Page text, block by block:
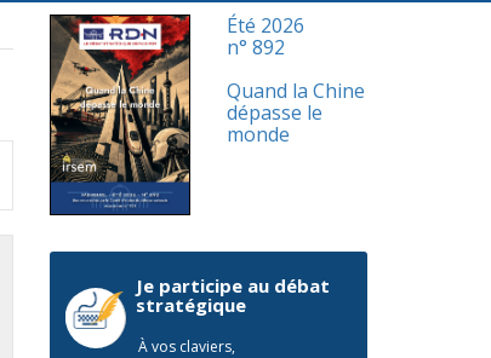
Été 2026
n° 892
Quand la Chine
dépasse le
monde
Je participe au débat
stratégique
À vos claviers,